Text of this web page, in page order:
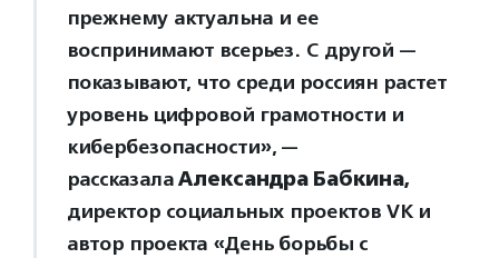
прежнему актуальна и ее
воспринимают всерьез. С другой —
показывают, что среди россиян растет
уровень цифровой грамотности и
кибербезопасности», —
рассказалаАлександра Бабкина,
директор социальных проектов VK и
автор проекта «День борьбы с